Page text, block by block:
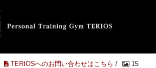
TERIOSへのお問い合わせはこちら / 15